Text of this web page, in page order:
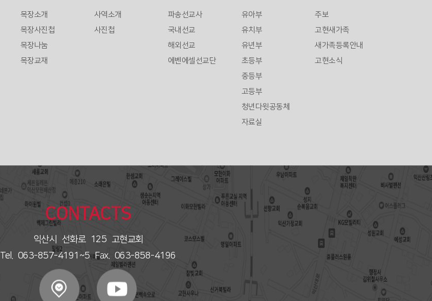
목장소개
목장사진첩
목장나눔
목장교재
사역소개
사진첩
파송선교사
국내선교
해외선교
에벤에셀선교단
유아부
유치부
유년부
초등부
중등부
고등부
청년다윗공동체
자료실
주보
고현새가족
새가족등록안내
고현소식
CONTACTS
익산시 선화로 125 고현교회
Tel. 063-857-4191~5 Fax. 063-858-4196